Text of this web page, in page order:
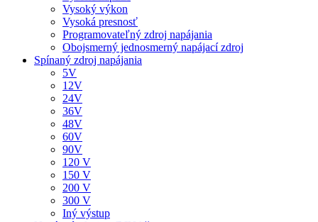
Vysoký výkon
Vysoká presnosť
Programovateľný zdroj napájania
Obojsmerný jednosmerný napájací zdroj
Spínaný zdroj napájania
5V
12V
24V
36V
48V
60V
90V
120 V
150 V
200 V
300 V
Iný výstup